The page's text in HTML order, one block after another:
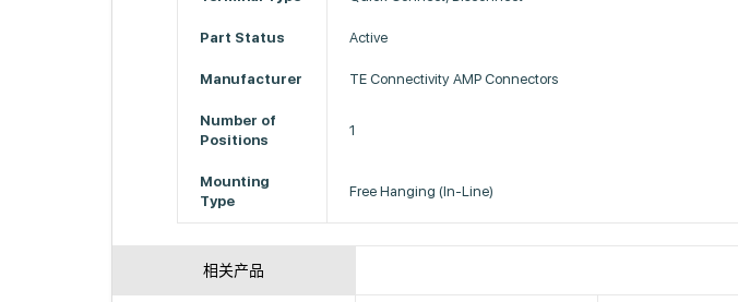
Part Status Active
Manufacturer TE Connectivity AMP Connectors
Number of
Positions
1
Mounting
Type
Free Hanging (In-Line)
相关产品